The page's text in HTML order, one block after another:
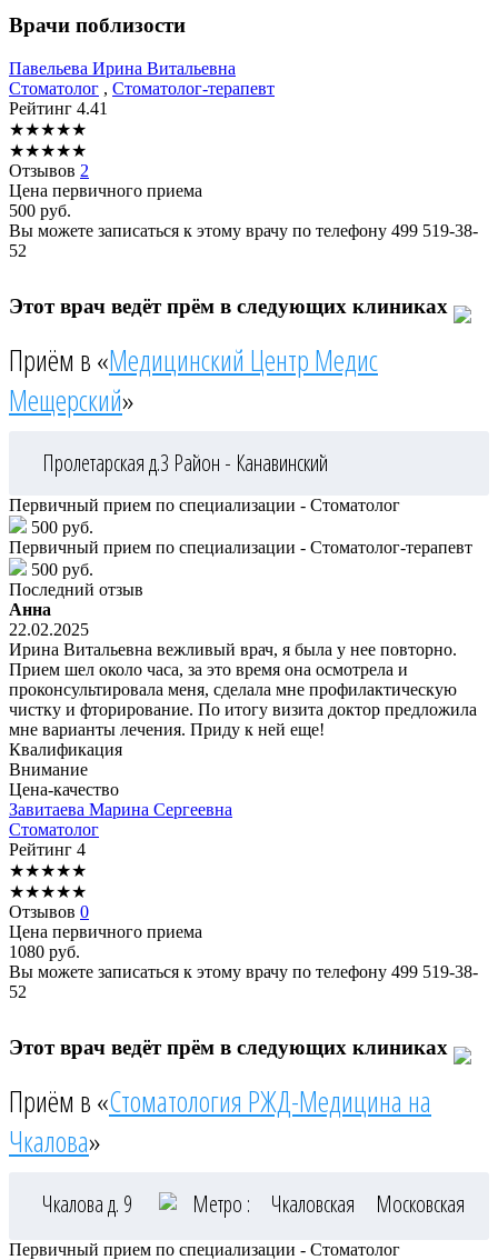
Врачи поблизости
Павельева Ирина Витальевна
Стоматолог , Стоматолог-терапевт
Рейтинг 4.41
★★★★★
★★★★★
Отзывов 2
Цена первичного приема
500 руб.
Вы можете записаться к этому врачу по телефону 499 519-38-
52
Этот врач ведёт прём в следующих клиниках
Приём в «Медицинский Центр Медис
Мещерский»
Пролетарская д.3 Район - Канавинский
Первичный прием по специализации - Стоматолог
500 руб.
Первичный прием по специализации - Стоматолог-терапевт
500 руб.
Последний отзыв
Анна
22.02.2025
Ирина Витальевна вежливый врач, я была у нее повторно.
Прием шел около часа, за это время она осмотрела и
проконсультировала меня, сделала мне профилактическую
чистку и фторирование. По итогу визита доктор предложила
мне варианты лечения. Приду к ней еще!
Квалификация
Внимание
Цена-качество
Завитаева Марина Сергеевна
Стоматолог
Рейтинг 4
★★★★★
★★★★★
Отзывов 0
Цена первичного приема
1080 руб.
Вы можете записаться к этому врачу по телефону 499 519-38-
52
Этот врач ведёт прём в следующих клиниках
Приём в «Стоматология РЖД-Медицина на
Чкалова»
Чкалова д. 9 Метро : Чкаловская Московская
Первичный прием по специализации - Стоматолог